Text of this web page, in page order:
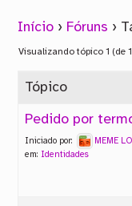
Início › Fóruns ›
Visualizando tópico 1 (de
Tópico
Pedido por
Iniciado por:
MEME
em: Identidades